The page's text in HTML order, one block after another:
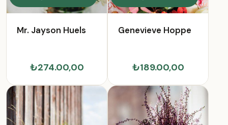
Mr. Jayson Huels
₺274.00,00
Genevieve Hoppe
₺189.00,00